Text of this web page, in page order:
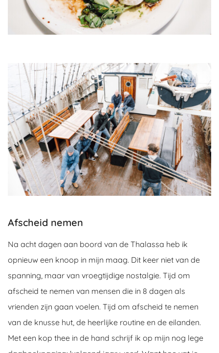
Afscheid nemen
Na acht dagen aan boord van de Thalassa heb ik
opnieuw een knoop in mijn maag. Dit keer niet van de
spanning, maar van vroegtijdige nostalgie. Tijd om
afscheid te nemen van mensen die in 8 dagen als
vrienden zijn gaan voelen. Tijd om afscheid te nemen
van de knusse hut, de heerlijke routine en de eilanden.
Met een kop thee in de hand schrijf ik op mijn nog lege